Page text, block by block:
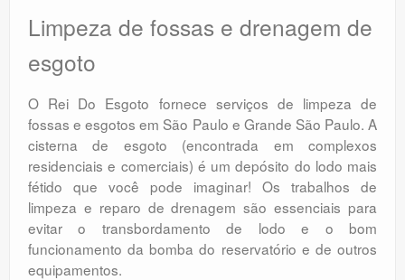
Limpeza de fossas e drenagem de
esgoto
O Rei Do Esgoto fornece serviços de limpeza de
fossas e esgotos em São Paulo e Grande São Paulo. A
cisterna de esgoto (encontrada em complexos
residenciais e comerciais) é um depósito do lodo mais
fétido que você pode imaginar! Os trabalhos de
limpeza e reparo de drenagem são essenciais para
evitar o transbordamento de lodo e o bom
funcionamento da bomba do reservatório e de outros
equipamentos.